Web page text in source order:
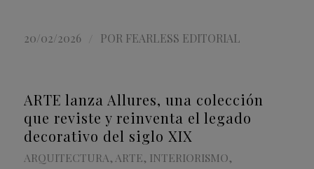
20/02/2026 POR FEARLESS EDITORIAL
ARTE lanza Allures, una colección
que reviste y reinventa el legado
decorativo del siglo XIX
ARQUITECTURA,ARTE, INTERIORISMO,